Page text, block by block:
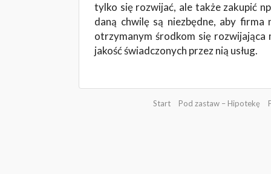
tylko się rozwijać, ale także zakupić
daną chwilę są niezbędne, aby firma
otrzymanym środkom się rozwijająca
jakość świadczonych przez nią usług.
Start Pod zastaw – Hipotekę